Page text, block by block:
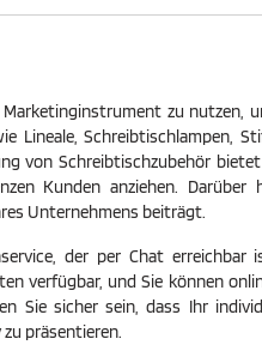
zu nutzen,
Lineale, Schreibtischlampen,
von Schreibtischzubehör
Kunden anziehen. Darüber
Unternehmens beiträgt.
der per Chat
verfügbar, und Sie können
Sie sicher sein, dass Ihr
präsentieren.